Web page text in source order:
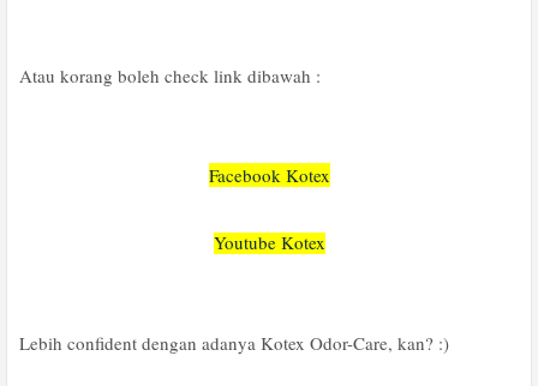
Atau korang boleh check link dibawah :
Facebook Kotex
Youtube Kotex
Lebih confident dengan adanya Kotex Odor-Care, kan? :)